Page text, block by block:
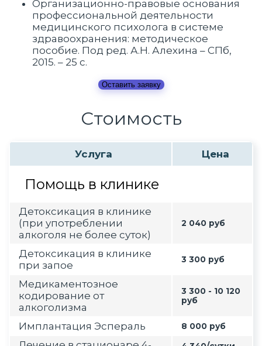
Организационно-правовые основания
профессиональной деятельности
медицинского психолога в системе
здравоохранения: методическое
пособие. Под ред. А.Н. Алехина – СПб,
2015. – 25 с.
Оставить заявку
Стоимость
Услуга Цена
Помощь в клинике
Детоксикация в клинике
(при употреблении
алкоголя не более суток)
2 040 руб
Детоксикация в клинике
при запое
3 300 руб
Медикаментозное
кодирование от
алкоголизма
3 300 - 10 120
руб
Имплантация Эспераль 8 000 руб